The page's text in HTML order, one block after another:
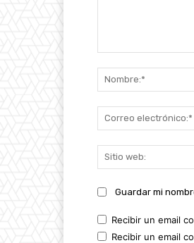
Guardar mi
Recibir un email
Recibir un email